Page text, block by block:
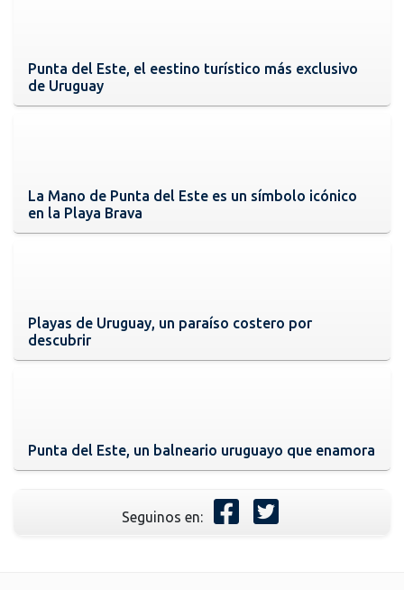
Punta del Este, el eestino turístico más exclusivo
de Uruguay
La Mano de Punta del Este es un símbolo icónico
en la Playa Brava
Playas de Uruguay, un paraíso costero por
descubrir
Punta del Este, un balneario uruguayo que enamora
Seguinos en: